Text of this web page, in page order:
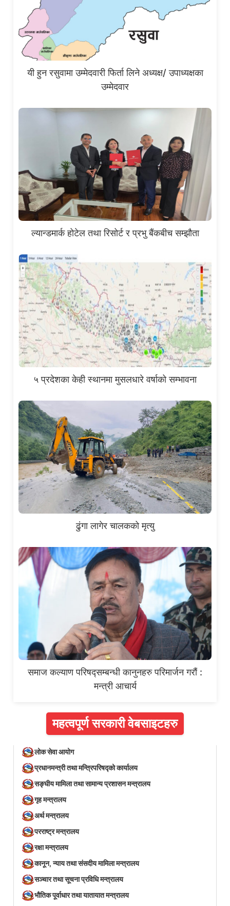
यी हुन रसुवामा उम्मेदवारी फिर्ता लिने अध्यक्ष/ उपाध्यक्षका
उम्मेदवार
ल्यान्डमार्क होटेल तथा रिसोर्ट र प्रभु बैंकबीच सम्झौता
५ प्रदेशका केही स्थानमा मुसलधारे वर्षाको सम्भावना
ढुंगा लागेर चालकको मृत्यु
समाज कल्याण परिषद्सम्बन्धी कानुनहरु परिमार्जन गरौं :
मन्त्री आचार्य
महत्वपूर्ण सरकारी वेबसाइटहरु
लोक सेवा आयोग
प्रधानमन्त्री तथा मन्त्रिपरिषद्को कार्यालय
सङ्घीय मामिला तथा सामान्य प्रशासन मन्त्रालय
गृह मन्त्रालय
अर्थ मन्त्रालय
परराष्ट्र मन्त्रालय
रक्षा मन्त्रालय
कानून, न्याय तथा संसदीय मामिला मन्त्रालय
सञ्‍चार तथा सूचना प्रविधि मन्त्रालय
भौतिक पूर्वाधार तथा यातायात मन्त्रालय